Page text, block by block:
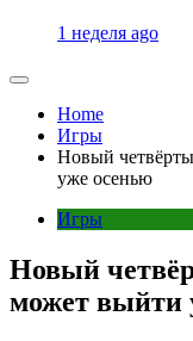
1 неделя ago
Home
Игры
Новый
уже осенью
Игры
Новый
может выйти